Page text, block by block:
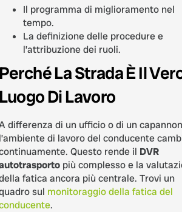
Il programma di miglioramento nel
tempo.
La definizione delle procedure e
l’attribuzione dei ruoli.
Perché La Strada È Il
Luogo Di Lavoro
differenza di un ufficio o di un
l’ambiente di lavoro del conducente
Questo rende il DVR
più complesso e la
fatica ancora più centrale. Trovi un
sul monitoraggio della fatica del
.